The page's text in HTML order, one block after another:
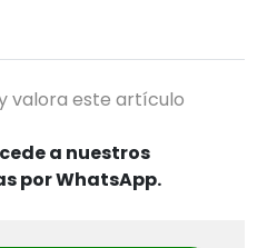
valora este artículo
a nuestros
por WhatsApp.